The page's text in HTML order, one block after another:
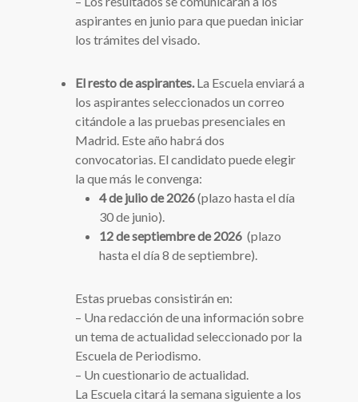
aspirantes en junio para que puedan iniciar
los trámites del visado.
El resto de aspirantes. La Escuela enviará a
los aspirantes seleccionados un correo
citándole a las pruebas presenciales en
Madrid. Este año habrá dos
convocatorias. El candidato puede elegir
la que más le convenga:
4 de julio de 2026(plazo hasta el día
30 de junio).
12 de septiembre de 2026 (plazo
hasta el día 8 de septiembre).
Estas pruebas consistirán en:
– Una redacción de una información sobre
un tema de actualidad seleccionado por la
Escuela de Periodismo.
– Un cuestionario de actualidad.
La Escuela citará la semana siguiente a los